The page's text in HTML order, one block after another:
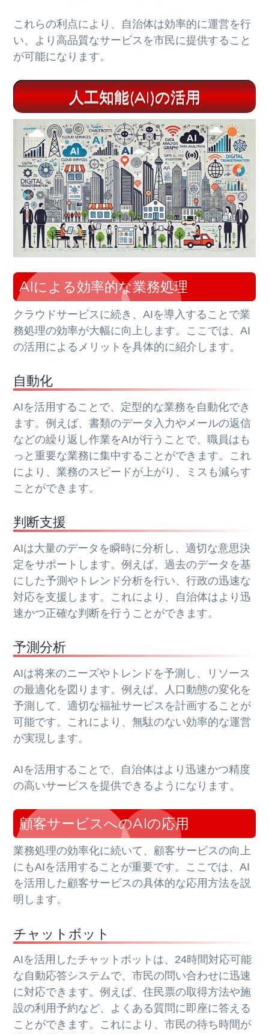
これらの利点により、自治体は効率的に運営を行
い、より高品質なサービスを市民に提供すること
が可能になります。
人工知能(AI)の活用
AIによる効率的な業務処理
クラウドサービスに続き、AIを導入することで業
務処理の効率が大幅に向上します。ここでは、AI
の活用によるメリットを具体的に紹介します。
自動化
AIを活用することで、定型的な業務を自動化でき
ます。例えば、書類のデータ入力やメールの返信
などの繰り返し作業をAIが行うことで、職員はも
っと重要な業務に集中することができます。これ
により、業務のスピードが上がり、ミスも減らす
ことができます。
判断支援
AIは大量のデータを瞬時に分析し、適切な意思決
定をサポートします。例えば、過去のデータを基
にした予測やトレンド分析を行い、行政の迅速な
対応を支援します。これにより、自治体はより迅
速かつ正確な判断を行うことができます。
予測分析
AIは将来のニーズやトレンドを予測し、リソース
の最適化を図ります。例えば、人口動態の変化を
予測して、適切な福祉サービスを計画することが
可能です。これにより、無駄のない効率的な運営
が実現します。
AIを活用することで、自治体はより迅速かつ精度
の高いサービスを提供できるようになります。
顧客サービスへのAIの応用
業務処理の効率化に続いて、顧客サービスの向上
にもAIを活用することが重要です。ここでは、AI
を活用した顧客サービスの具体的な応用方法を説
明します。
チャットボット
AIを活用したチャットボットは、24時間対応可能
な自動応答システムで、市民の問い合わせに迅速
に対応できます。例えば、住民票の取得方法や施
設の利用予約など、よくある質問に即座に答える
ことができます。これにより、市民の待ち時間が